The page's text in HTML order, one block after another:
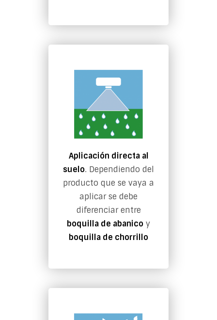
Aplicación directa al
suelo. Dependiendo del
producto que se vaya a
aplicar se debe
diferenciar entre
boquilla de abanico y
boquilla de chorrillo